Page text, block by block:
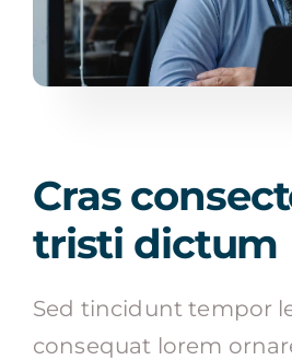
Cras
tristi dictum
Sed tincidunt tempor
consequat lorem